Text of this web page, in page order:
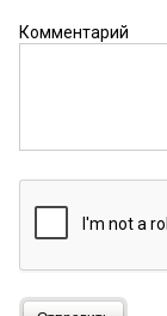
Комментарий